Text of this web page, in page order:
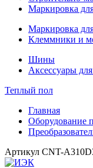
Маркировка
Маркировка
Клеммники и
Шины
Аксессуары
Теплый пол
Главная
Оборудование
Артикул CNT-